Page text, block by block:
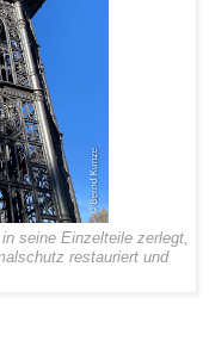
seine Einzelteile zerlegt,
restauriert und